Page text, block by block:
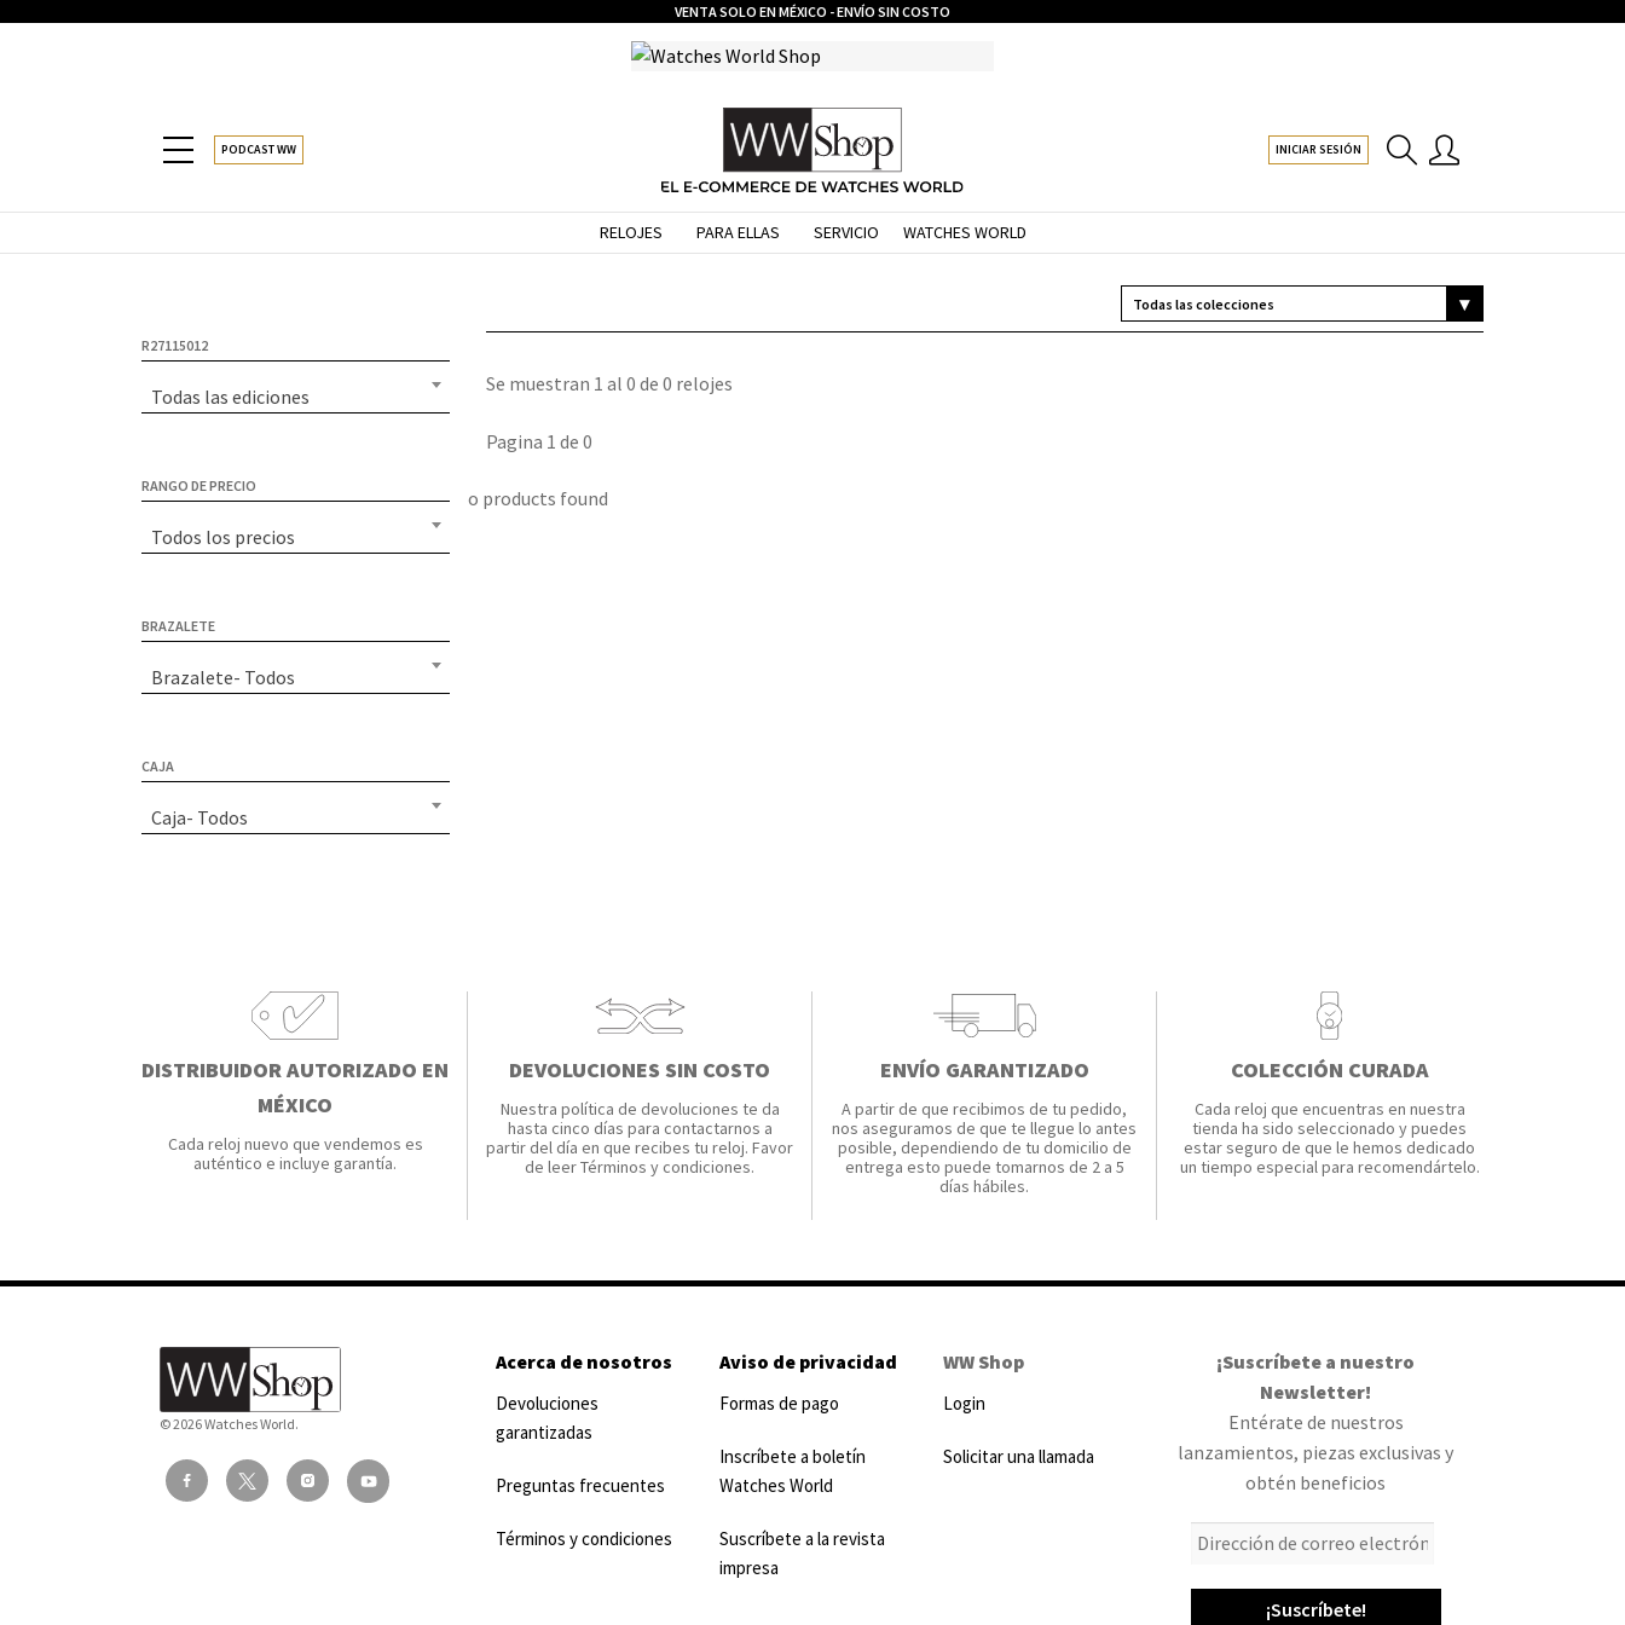
VENTA SOLO EN MÉXICO - ENVÍO SIN COSTO
PODCAST WW INICIAR SESIÓN
RELOJES PARA ELLAS SERVICIO WATCHES WORLD
R27115012
Todas las ediciones
RANGO DE PRECIO
Todos los precios
BRAZALETE
Brazalete- Todos
CAJA
Caja- Todos
Se muestran 1 al 0 de 0 relojes
Pagina 1 de 0
o products found
DISTRIBUIDOR AUTORIZADO EN
MÉXICO
Cada reloj nuevo que vendemos es
auténtico e incluye garantía.
DEVOLUCIONES SIN COSTO
Nuestra política de devoluciones te da
hasta cinco días para contactarnos a
partir del día en que recibes tu reloj. Favor
de leer Términos y condiciones.
ENVÍO GARANTIZADO
A partir de que recibimos de tu pedido,
nos aseguramos de que te llegue lo antes
posible, dependiendo de tu domicilio de
entrega esto puede tomarnos de 2 a 5
días hábiles.
COLECCIÓN CURADA
Cada reloj que encuentras en nuestra
tienda ha sido seleccionado y puedes
estar seguro de que le hemos dedicado
un tiempo especial para recomendártelo.
© 2026 Watches World.
Acerca de nosotros
Devoluciones
garantizadas
Preguntas frecuentes
Términos y condiciones
Aviso de privacidad
Formas de pago
Inscríbete a boletín
Watches World
Suscríbete a la revista
impresa
WW Shop
Login
Solicitar una llamada
¡Suscríbete a nuestro
Newsletter!
Entérate de nuestros
lanzamientos, piezas exclusivas y
obtén beneficios